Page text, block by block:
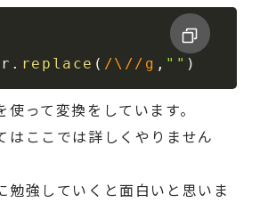
. replace ( /\// g , "" )
って変換をしています。
はここでは詳しくやりません
勉強していくと面白いと思いま